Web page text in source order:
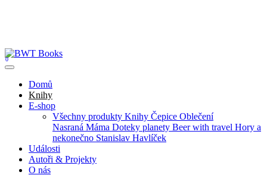
0
Domů
Knihy
E-shop
Všechny produkty Knihy Čepice Oblečení
Nasraná Máma Doteky planety Beer with travel Hory a
nekonečno Stanislav Havlíček
Události
Autoři & Projekty
O nás